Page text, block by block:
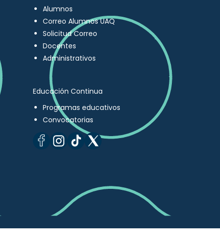
Alumnos
Correo Alumnos UAQ
Solicitud Correo
Docentes
Administrativos
Educación Continua
Programas educativos
Convocatorias